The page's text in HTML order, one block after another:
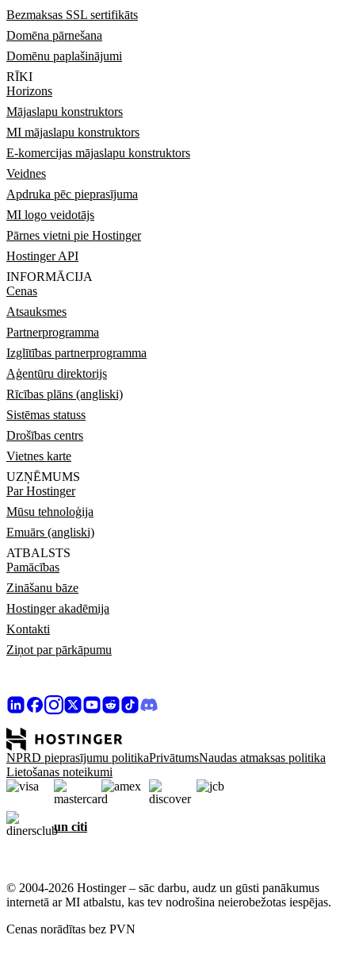
Bezmaksas SSL sertifikāts
Domēna pārnešana
Domēnu paplašinājumi
RĪKI
Horizons
Mājaslapu konstruktors
MI mājaslapu konstruktors
E-komercijas mājaslapu konstruktors
Veidnes
Apdruka pēc pieprasījuma
MI logo veidotājs
Pārnes vietni pie Hostinger
Hostinger API
INFORMĀCIJA
Cenas
Atsauksmes
Partnerprogramma
Izglītības partnerprogramma
Aģentūru direktorijs
Rīcības plāns (angliski)
Sistēmas statuss
Drošības centrs
Vietnes karte
UZŅĒMUMS
Par Hostinger
Mūsu tehnoloģija
Emuārs (angliski)
ATBALSTS
Pamācības
Zināšanu bāze
Hostinger akadēmija
Kontakti
Ziņot par pārkāpumu
NPRD pieprasījumu politikaPrivātumsNaudas atmaksas politika
Lietošanas noteikumi
un citi
© 2004-2026 Hostinger – sāc darbu, audz un gūsti panākumus
internetā ar MI atbalstu, kas tev nodrošina neierobežotas iespējas.
Cenas norādītas bez PVN